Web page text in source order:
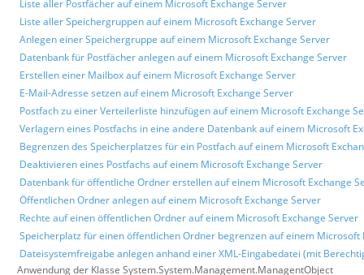
Liste aller Postfächer auf einem Microsoft Exchange Server
Liste aller Speichergruppen auf einem Microsoft Exchange Server
Anlegen einer Speichergruppe auf einem Microsoft Exchange Server
Datenbank für Postfächer anlegen auf einem Microsoft Exchange Server
Erstellen einer Mailbox auf einem Microsoft Exchange Server
E-Mail-Adresse setzen auf einem Microsoft Exchange Server
Postfach zu einer Verteilerliste hinzufügen auf einem Microsoft Exchange
Verlagern eines Postfachs in eine andere Datenbank auf einem Microsoft
Begrenzen des Speicherplatzes für ein Postfach auf einem Microsoft
Deaktivieren eines Postfachs auf einem Microsoft Exchange Server
Datenbank für öffentliche Ordner erstellen auf einem Microsoft Exchange
Öffentlichen Ordner anlegen auf einem Microsoft Exchange Server
Rechte auf einen öffentlichen Ordner auf einem Microsoft Exchange Server
Speicherplatz für einen öffentlichen Ordner begrenzen auf einem Microsoft
Dateisystemfreigabe anlegen anhand einer XML-Eingabedatei (mit
Anwendung der Klasse System.System.Management.ManagentObject